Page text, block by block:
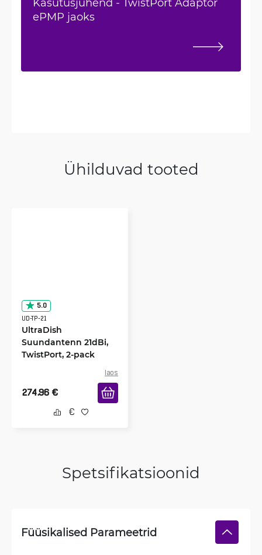
ePMP jaoks
Ühilduvad tooted
5.0
UD-TP-21
UltraDish
Suundantenn 21dBi,
TwistPort, 2-pack
laos
274.96 €
Spetsifikatsioonid
Füüsikalised Parameetrid